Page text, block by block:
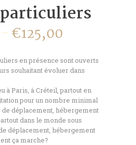
–€125,00
en présence sont ouverts
souhaitant évoluer dans
à Paris, à Créteil, partout en
pour un nombre minimal
de déplacement, hébergement
dans le monde sous
déplacement, hébergement
ça marche?